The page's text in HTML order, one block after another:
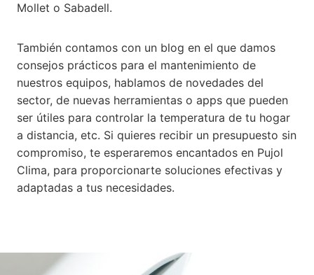
Mollet o Sabadell.
También contamos con un blog en el que damos
consejos prácticos para el mantenimiento de
nuestros equipos, hablamos de novedades del
sector, de nuevas herramientas o apps que pueden
ser útiles para controlar la temperatura de tu hogar
a distancia, etc. Si quieres recibir un presupuesto sin
compromiso, te esperaremos encantados en Pujol
Clima, para proporcionarte soluciones efectivas y
adaptadas a tus necesidades.